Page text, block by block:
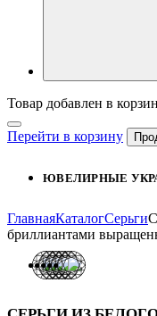
Товар добавлен в
Перейти в корзину
ЮВЕЛИРНЫЕ
ГлавнаяКаталогСерьги
бриллиантами